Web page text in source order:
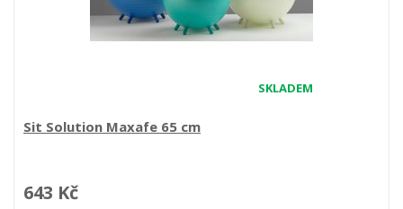
SKLADEM
Sit Solution Maxafe 65 cm
643 Kč